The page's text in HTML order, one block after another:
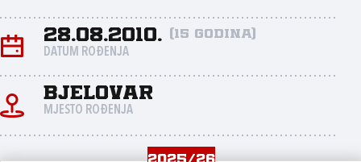
28.08.2010. (15 godina)
DATUM ROĐENJA
Bjelovar
MJESTO ROĐENJA